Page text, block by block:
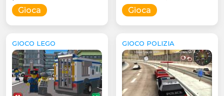
Gioca Gioca
GIOCO LEGO GIOCO POLIZIA